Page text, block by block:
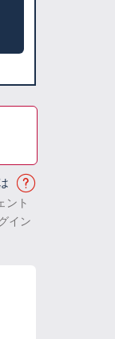
ント
イン